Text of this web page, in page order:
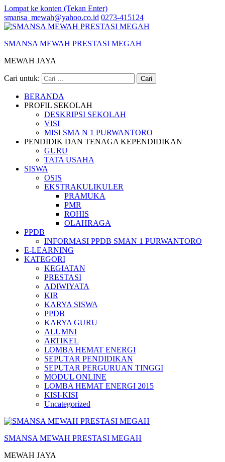
Lompat ke konten (Tekan Enter)
smansa_mewah@yahoo.co.id 0273-415124
SMANSA MEWAH PRESTASI MEGAH
MEWAH JAYA
Cari untuk:
BERANDA
PROFIL SEKOLAH
DESKRIPSI SEKOLAH
VISI
MISI SMA N 1 PURWANTORO
PENDIDIK DAN TENAGA KEPENDIDIKAN
GURU
TATA USAHA
SISWA
OSIS
EKSTRAKULIKULER
PRAMUKA
PMR
ROHIS
OLAHRAGA
PPDB
INFORMASI PPDB SMAN 1 PURWANTORO
E-LEARNING
KATEGORI
KEGIATAN
PRESTASI
ADIWIYATA
KIR
KARYA SISWA
PPDB
KARYA GURU
ALUMNI
ARTIKEL
LOMBA HEMAT ENERGI
SEPUTAR PENDIDIKAN
SEPUTAR PERGURUAN TINGGI
MODUL ONLINE
LOMBA HEMAT ENERGI 2015
KISI-KISI
Uncategorized
SMANSA MEWAH PRESTASI MEGAH
MEWAH JAYA